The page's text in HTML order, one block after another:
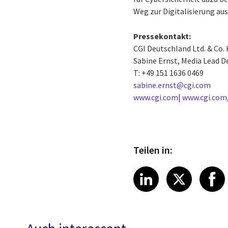
Weg zur Digitalisierung
Pressekontakt:
CGI Deutschland Ltd. & Co.
Sabine Ernst, Media Lead
T: +49 151 1636 0469
sabine.ernst@cgi.com
www.cgi.com|
Teilen in:
Share article
LinkedIn
Share
X